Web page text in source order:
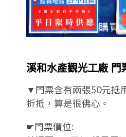
溪和水產觀光工廠 門
▼門票含有兩張50元抵
折抵，算是很佛心。
☛門票價位: